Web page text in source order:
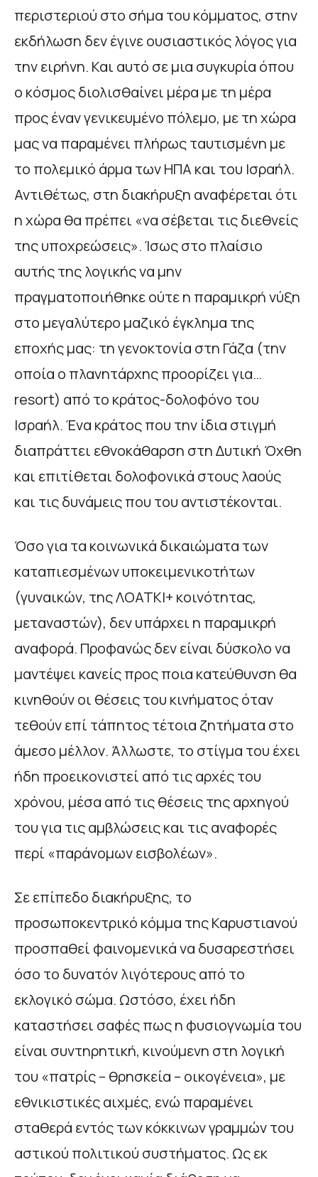
περιστεριού στο σήμα του κόμματος, στην
εκδήλωση δεν έγινε ουσιαστικός λόγος για
την ειρήνη. Και αυτό σε μια συγκυρία όπου
ο κόσμος διολισθαίνει μέρα με τη μέρα
προς έναν γενικευμένο πόλεμο, με τη χώρα
μας να παραμένει πλήρως ταυτισμένη με
το πολεμικό άρμα των ΗΠΑ και του Ισραήλ.
Αντιθέτως, στη διακήρυξη αναφέρεται ότι
η χώρα θα πρέπει «να σέβεται τις διεθνείς
της υποχρεώσεις». Ίσως στο πλαίσιο
αυτής της λογικής να μην
πραγματοποιήθηκε ούτε η παραμικρή νύξη
στο μεγαλύτερο μαζικό έγκλημα της
εποχής μας: τη γενοκτονία στη Γάζα (την
οποία ο πλανητάρχης προορίζει για…
resort) από το κράτος-δολοφόνο του
Ισραήλ. Ένα κράτος που την ίδια στιγμή
διαπράττει εθνοκάθαρση στη Δυτική Όχθη
και επιτίθεται δολοφονικά στους λαούς
και τις δυνάμεις που του αντιστέκονται.
Όσο για τα κοινωνικά δικαιώματα των
καταπιεσμένων υποκειμενικοτήτων
(γυναικών, της ΛΟΑΤΚΙ+ κοινότητας,
μεταναστών), δεν υπάρχει η παραμικρή
αναφορά. Προφανώς δεν είναι δύσκολο να
μαντέψει κανείς προς ποια κατεύθυνση θα
κινηθούν οι θέσεις του κινήματος όταν
τεθούν επί τάπητος τέτοια ζητήματα στο
άμεσο μέλλον. Άλλωστε, το στίγμα του έχει
ήδη προεικονιστεί από τις αρχές του
χρόνου, μέσα από τις θέσεις της αρχηγού
του για τις αμβλώσεις και τις αναφορές
περί «παράνομων εισβολέων».
Σε επίπεδο διακήρυξης, το
προσωποκεντρικό κόμμα της Καρυστιανού
προσπαθεί φαινομενικά να δυσαρεστήσει
όσο το δυνατόν λιγότερους από το
εκλογικό σώμα. Ωστόσο, έχει ήδη
καταστήσει σαφές πως η φυσιογνωμία του
είναι συντηρητική, κινούμενη στη λογική
του «πατρίς – θρησκεία – οικογένεια», με
εθνικιστικές αιχμές, ενώ παραμένει
σταθερά εντός των κόκκινων γραμμών του
αστικού πολιτικού συστήματος. Ως εκ